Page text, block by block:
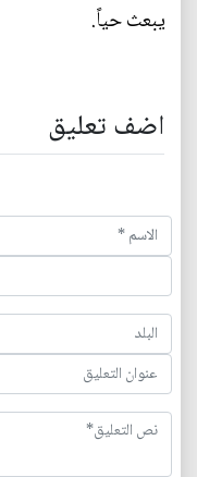
يبعث حياً.
اضف تعليق